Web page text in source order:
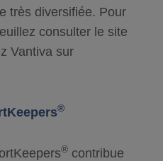
très diversifiée. Pour
consulter le site
Vantiva sur
®
® contribue